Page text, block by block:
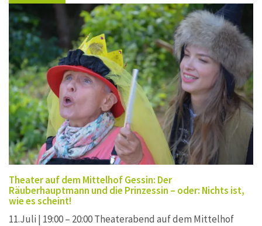
Theater auf dem Mittelhof Gessin: Der
Räuberhauptmann und die Prinzessin – oder: Nichts ist,
wie es scheint!
11.Juli | 19:00 – 20:00 Theaterabend auf dem Mittelhof